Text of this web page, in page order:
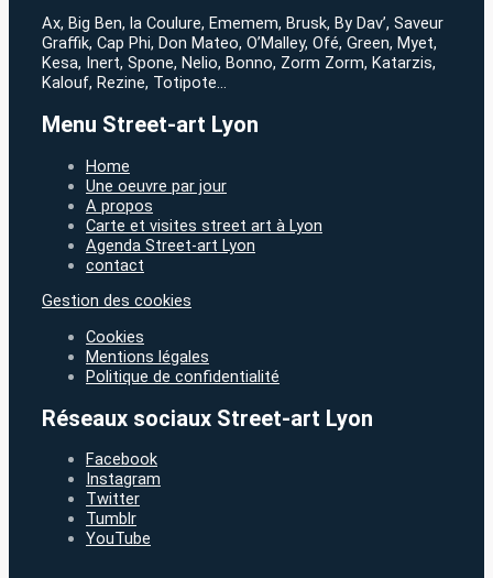
Ax, Big Ben, la Coulure, Ememem, Brusk, By Dav’, Saveur
Graffik, Cap Phi, Don Mateo, O’Malley, Ofé, Green, Myet,
Kesa, Inert, Spone, Nelio, Bonno, Zorm Zorm, Katarzis,
Kalouf, Rezine, Totipote…
Menu Street-art Lyon
Home
Une oeuvre par jour
A propos
Carte et visites street art à Lyon
Agenda Street-art Lyon
contact
Gestion des cookies
Cookies
Mentions légales
Politique de confidentialité
Réseaux sociaux Street-art Lyon
Facebook
Instagram
Twitter
Tumblr
YouTube